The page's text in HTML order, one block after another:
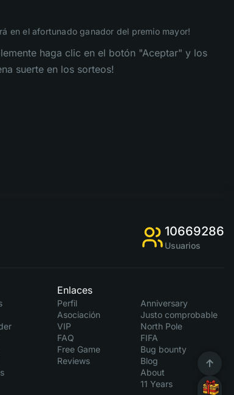
en el afortunado ganador del premio mayor!
haga clic en el botón "Aceptar" y los
suerte en los sorteos!
10669286
Usuarios
Enlaces
Perfil
Asociación
VIP
FAQ
Free Game
Reviews
Anniversary
Justo comprobable
North Pole
FIFA
Bug bounty
Blog
About
11 Years